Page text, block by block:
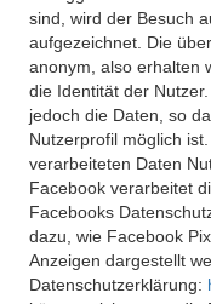
sind, wird der Besuch
aufgezeichnet. Die
anonym, also erhalten
die Identität der
jedoch die Daten, so
Nutzerprofil möglich
verarbeiteten Daten
Facebook verarbeitet
Facebooks
dazu, wie Facebook
Anzeigen dargestellt
Datenschutzerklärung: